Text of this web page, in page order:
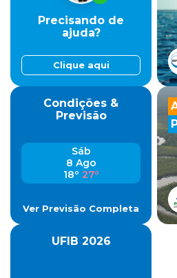
Precisando de
ajuda?
Clique aqui
Condições &
Previsão
Sáb
8 Ago
18º 27º
Ver Previsão Completa
UFIB 2026